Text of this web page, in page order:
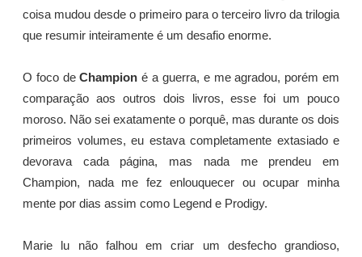
coisa mudou desde o primeiro para o terceiro livro da trilogia
que resumir inteiramente é um desafio enorme.
O foco deChampioné a guerra, e me agradou, porém em
comparação aos outros dois livros, esse foi um pouco
moroso. Não sei exatamente o porquê, mas durante os dois
primeiros volumes, eu estava completamente extasiado e
devorava cada página, mas nada me prendeu em
Champion, nada me fez enlouquecer ou ocupar minha
mente por dias assim como Legend e Prodigy.
Marie lu não falhou em criar um desfecho grandioso,